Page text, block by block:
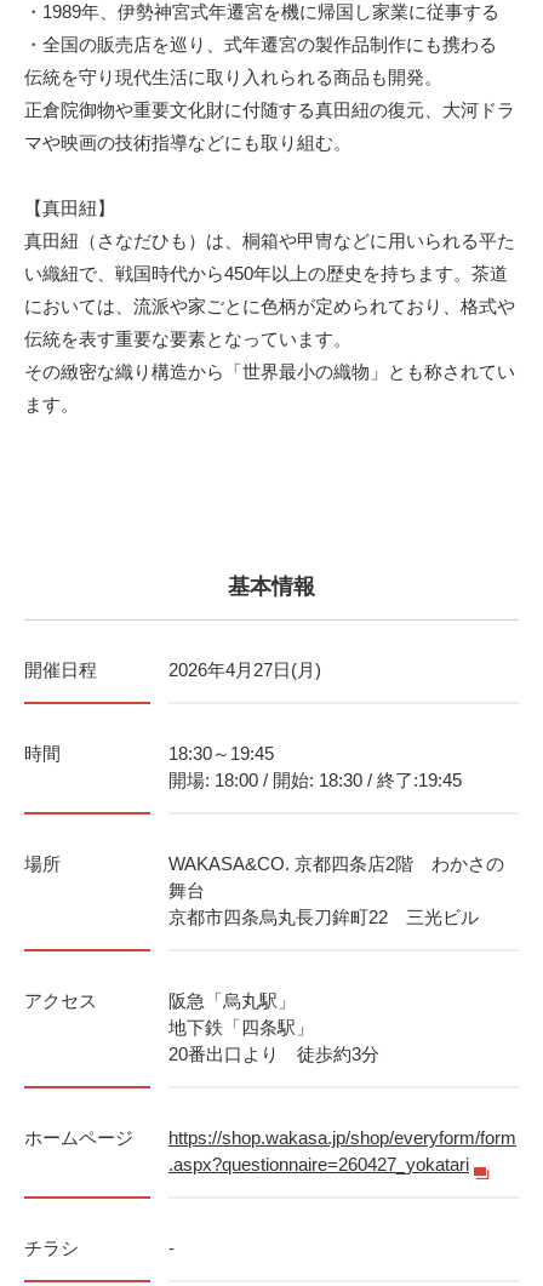
・1989年、伊勢神宮式年遷宮を機に帰国し家業に従事する
・全国の販売店を巡り、式年遷宮の製作品制作にも携わる
伝統を守り現代生活に取り入れられる商品も開発。
正倉院御物や重要文化財に付随する真田紐の復元、大河ドラ
マや映画の技術指導などにも取り組む。
【真田紐】
真田紐（さなだひも）は、桐箱や甲冑などに用いられる平た
い織紐で、戦国時代から450年以上の歴史を持ちます。茶道
においては、流派や家ごとに色柄が定められており、格式や
伝統を表す重要な要素となっています。
その緻密な織り構造から「世界最小の織物」とも称されてい
ます。
基本情報
開催日程 2026年4月27日(月)
時間
18:30～19:45
開場: 18:00 / 開始: 18:30 / 終了:19:45
場所
WAKASA&CO. 京都四条店2階 わかさの
舞台
京都市四条烏丸長刀鉾町22 三光ビル
アクセス
阪急「烏丸駅」
地下鉄「四条駅」
20番出口より 徒歩約3分
ホームページ
https://shop.wakasa.jp/shop/everyform/form
.aspx?questionnaire=260427_yokatari
チラシ -